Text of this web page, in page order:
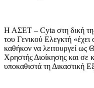
Η ΑΣΕΤ – Cyta στη δική
του Γενικού Ελεγκτή
καθήκον να λειτουργεί ως
Χρηστής Διοίκησης και σε
υποκαθιστά τη Δικαστική